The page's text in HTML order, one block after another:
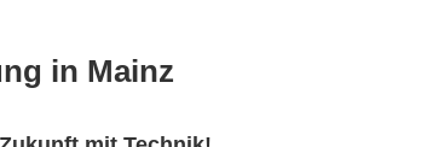
in Mainz